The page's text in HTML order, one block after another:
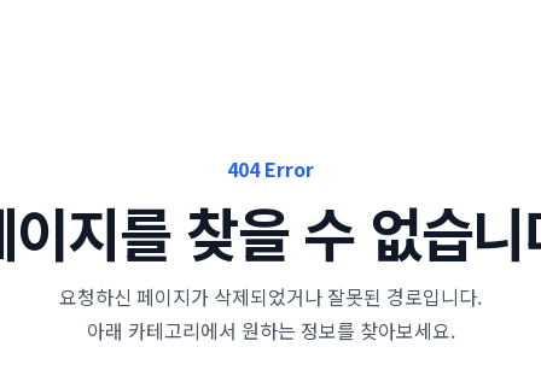
404 Error
이지를 찾을 수 없습
요청하신 페이지가 삭제되었거나 잘못된 경로입니다.
아래 카테고리에서 원하는 정보를 찾아보세요.